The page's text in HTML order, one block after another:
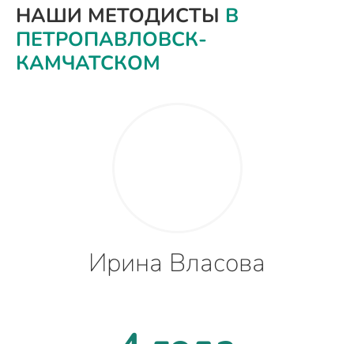
НАШИ МЕТОДИСТЫ В
ПЕТРОПАВЛОВСК-
КАМЧАТСКОМ
Ирина Власова